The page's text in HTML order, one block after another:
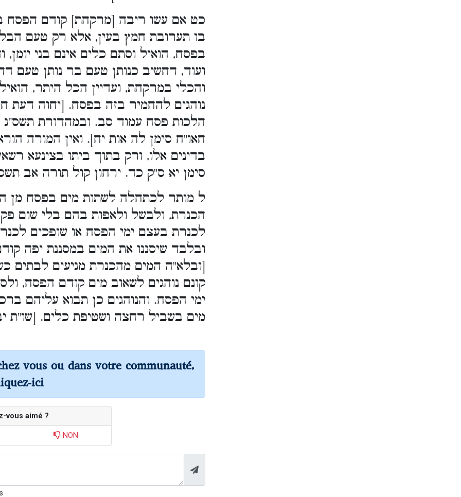
כט אם עשו ריבה [מרקחת] קודם הפסח
בו תערובת חמץ בעין, אלא רק טעם
בפסח, הואיל וסתם כלים אינם בני
ועוד, דחשיב כנותן טעם בר נותן טעם
והכלי במרקחת, ועדיין הכל היתר,
נוהגים להחמיר בזה בפסח. [יחוה דעת
הלכות פסח עמוד סב. ובמהדורת תשס"ג
חאו"ח סימן לה אות יח]. ואין המורה
בדינים אלו, ורק בתוך ביתו בצינעא
סימן יא ס"ק כד. ירחון קול תורה אב
ל מותר לכתחלה לשתות מים בפסח מן
הכנרת, ולבשל ולאפות בהם בלי שום
לכנרת בעצם ימי הפסח או שופכים
ובלבד שיסננו את המים במסננת יפה
[ובלא"ה המים מהכנרת מגיעים לבתים
קונם נוהגים לשאוב מים קודם הפסח,
ימי הפסח. והנוהגים כן תבוא עליהם
מים בשביל רחצה ושטיפת כלים. [שו"ת
vous ou dans votre communauté,
ici
vous aimé ?
NON